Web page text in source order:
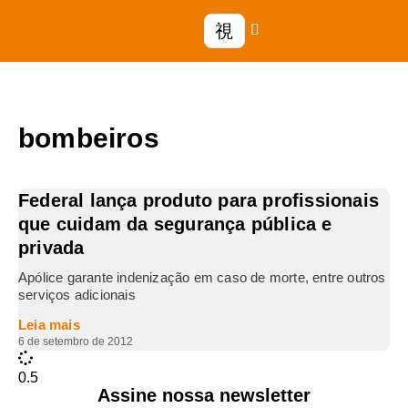
bombeiros
Federal lança produto para profissionais
que cuidam da segurança pública e
privada
Apólice garante indenização em caso de morte, entre outros
serviços adicionais
Leia mais
6 de setembro de 2012
Assine nossa newsletter